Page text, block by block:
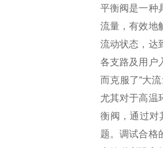
平衡阀是一种
流量，有效地
流动状态，达
各支路及用户
而克服了“大
尤其对于高温
衡阀，通过对
题。调试合格